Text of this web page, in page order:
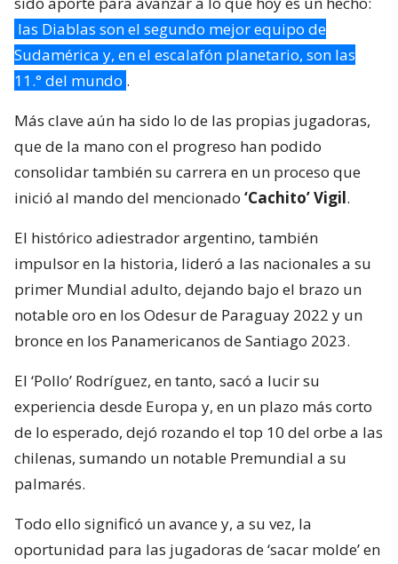
las Diablas son el segundo mejor equipo de
Sudamérica y, en el escalafón planetario, son las
11.° del mundo .
Más clave aún ha sido lo de las propias jugadoras,
que de la mano con el progreso han podido
consolidar también su carrera en un proceso que
inició al mando del mencionado ‘Cachito’ Vigil.
El histórico adiestrador argentino, también
impulsor en la historia, lideró a las nacionales a su
primer Mundial adulto, dejando bajo el brazo un
notable oro en los Odesur de Paraguay 2022 y un
bronce en los Panamericanos de Santiago 2023.
El ‘Pollo’ Rodríguez, en tanto, sacó a lucir su
experiencia desde Europa y, en un plazo más corto
de lo esperado, dejó rozando el top 10 del orbe a las
chilenas, sumando un notable Premundial a su
palmarés.
Todo ello significó un avance y, a su vez, la
oportunidad para las jugadoras de ‘sacar molde’ en